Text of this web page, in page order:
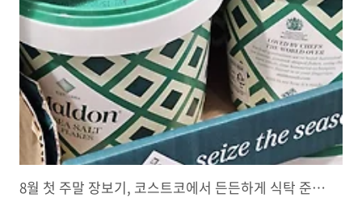
8월 첫 주말 장보기, 코스트코에서 든든하게 식탁 준비 끝냈어요